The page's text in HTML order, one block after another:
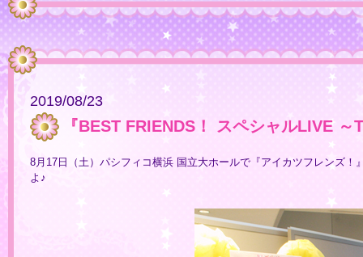
2019/08/23
『BEST FRIENDS！ スペシャルLIVE
8月17日（土）パシフィコ横浜 国立大ホールで『アイカツフレンズ
よ♪